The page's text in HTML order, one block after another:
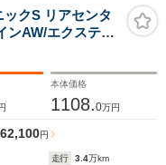
クS リアセンタ
AW/エクステリ
エグゾースト
クスLED コンフ
本体価格
1108.0万円
62,100円
走行 3.4万km